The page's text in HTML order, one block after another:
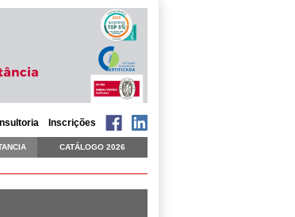
Inscrições
CATÁLOGO 2026